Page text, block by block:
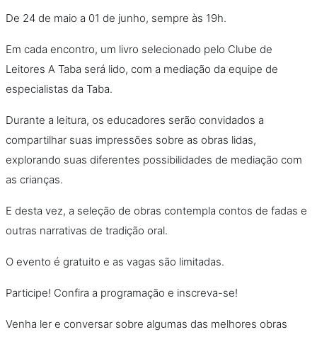
De 24 de maio a 01 de junho, sempre às 19h.
Em cada encontro, um livro selecionado pelo Clube de
Leitores A Taba será lido, com a mediação da equipe de
especialistas da Taba.
Durante a leitura, os educadores serão convidados a
compartilhar suas impressões sobre as obras lidas,
explorando suas diferentes possibilidades de mediação com
as crianças.
E desta vez, a seleção de obras contempla contos de fadas e
outras narrativas de tradição oral.
O evento é gratuito e as vagas são limitadas.
Participe! Confira a programação e inscreva-se!
Venha ler e conversar sobre algumas das melhores obras